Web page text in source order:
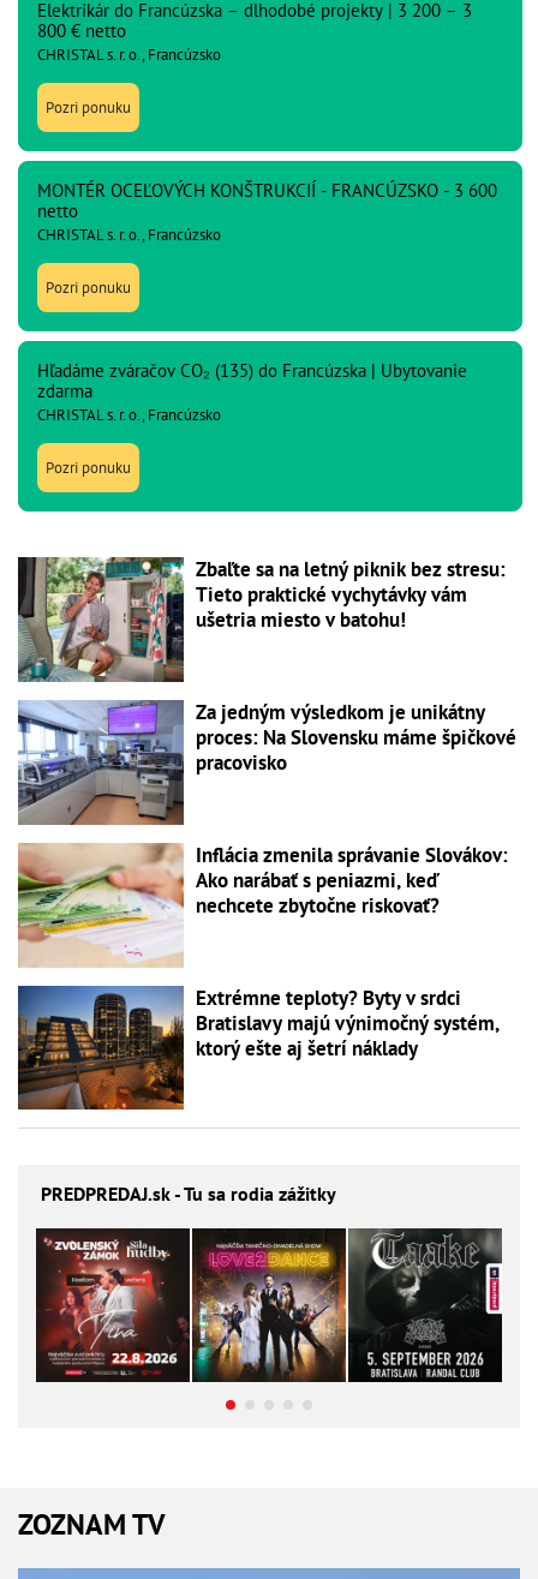
Elektrikár do Francúzska – dlhodobé projekty | 3 200 – 3
800 € netto
CHRISTAL s. r. o., Francúzsko
Pozri ponuku
MONTÉR OCEĽOVÝCH KONŠTRUKCIÍ - FRANCÚZSKO - 3 600
netto
CHRISTAL s. r. o., Francúzsko
Pozri ponuku
Hľadáme zváračov CO₂ (135) do Francúzska | Ubytovanie
zdarma
CHRISTAL s. r. o., Francúzsko
Pozri ponuku
Zbaľte sa na letný piknik bez stresu:
Tieto praktické vychytávky vám
ušetria miesto v batohu!
Za jedným výsledkom je unikátny
proces: Na Slovensku máme špičkové
pracovisko
Inflácia zmenila správanie Slovákov:
Ako narábať s peniazmi, keď
nechcete zbytočne riskovať?
Extrémne teploty? Byty v srdci
Bratislavy majú výnimočný systém,
ktorý ešte aj šetrí náklady
PREDPREDAJ.sk - Tu sa rodia zážitky
ZOZNAM TV